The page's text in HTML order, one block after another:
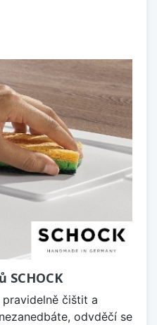
SCHOCK
čištit a
odvděčí se